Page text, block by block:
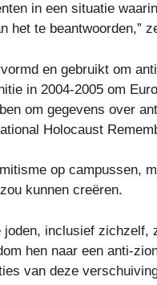
in een situatie
het te beantwoorden,”
en gebruikt om
in 2004-2005 om
om gegevens over
Holocaust
op campussen,
kunnen creëren.
inclusief
hen naar een anti-
van deze